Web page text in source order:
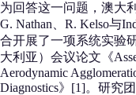
为回答这一问题，澳大
G. Nathan、R. Kelso与
合开展了一项系统实验
大利亚）会议论文《
Aerodynamic
Diagnostics》[1]。研究